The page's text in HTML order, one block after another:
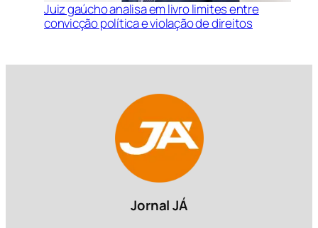
Juiz gaúcho analisa em livro limites entre
convicção política e violação de direitos
Jornal JÁ